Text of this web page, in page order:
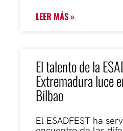
LEER MÁS »
El talento de la
Extremadura luce
Bilbao
El ESADFEST ha